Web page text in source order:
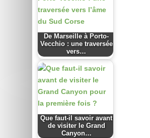
De Marseille à Porto-
Vecchio : une traversée
vers…
Que faut-il savoir avant
de visiter le Grand
Canyon…